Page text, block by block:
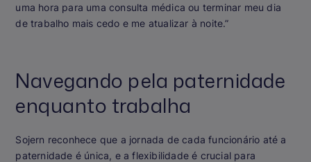
uma hora para uma consulta médica ou terminar meu dia
de trabalho mais cedo e me atualizar à noite.”
Navegando pela paternidade
enquanto trabalha
Sojern reconhece que a jornada de cada funcionário até a
paternidade é única, e a flexibilidade é crucial para